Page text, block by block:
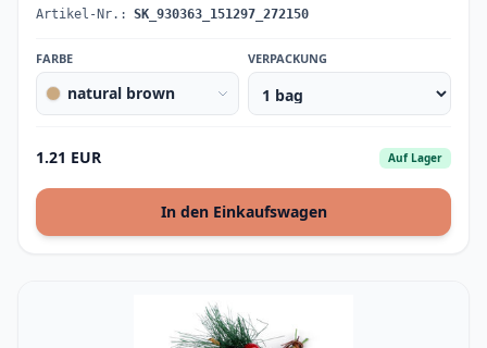
Artikel-Nr.: SK_930363_151297_272150
FARBE
natural brown
VERPACKUNG
1.21 EUR Auf Lager
In den Einkaufswagen